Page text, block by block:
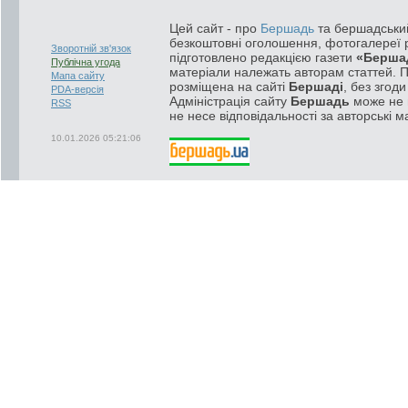
Зворотній зв'язок
Публічна угода
Мапа сайту
PDA-версія
RSS
10.01.2026 05:21:06
Цей сайт - про Бершадь та
безкоштовні оголошення, фотогалереї
підготовлено редакцією газети
матеріали належать авторам статтей.
розміщена на сайті Бершаді , без
Адміністрація сайту Бершадь може не
не несе відповідальності за авторські